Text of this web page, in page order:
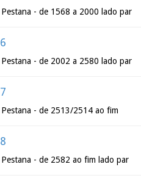
- de 1568 a 2000 lado par
- de 2002 a 2580 lado par
- de 2513/2514 ao fim
- de 2582 ao fim lado par